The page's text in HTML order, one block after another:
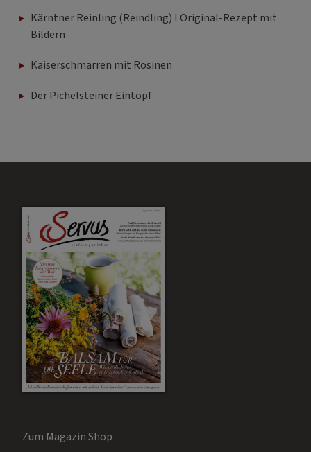
Kärntner Reinling (Reindling) I Original-Rezept mit
Bildern
Kaiserschmarren mit Rosinen
Der Pichelsteiner Eintopf
Zum Magazin Shop